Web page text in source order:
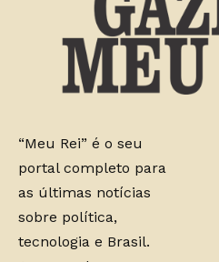
“Meu Rei” é o seu
portal completo para
as últimas notícias
sobre política,
tecnologia e Brasil.